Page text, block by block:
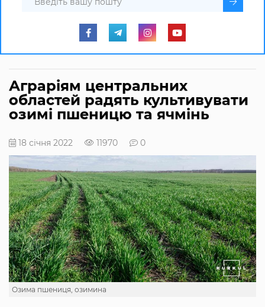
Аграріям центральних
областей радять культивувати
озимі пшеницю та ячмінь
18 січня 2022 11970 0
Озима пшениця, озимина